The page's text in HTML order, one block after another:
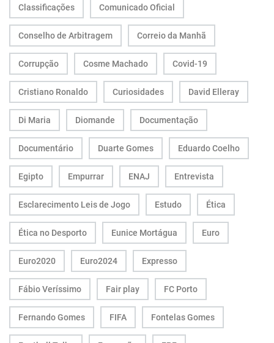
Classificações Comunicado Oficial
Conselho de Arbitragem Correio da Manhã
Corrupção Cosme Machado Covid-19
Cristiano Ronaldo Curiosidades David Elleray
Di Maria Diomande Documentação
Documentário Duarte Gomes Eduardo Coelho
Egipto Empurrar ENAJ Entrevista
Esclarecimento Leis de Jogo Estudo Ética
Ética no Desporto Eunice Mortágua Euro
Euro2020 Euro2024 Expresso
Fábio Veríssimo Fair play FC Porto
Fernando Gomes FIFA Fontelas Gomes